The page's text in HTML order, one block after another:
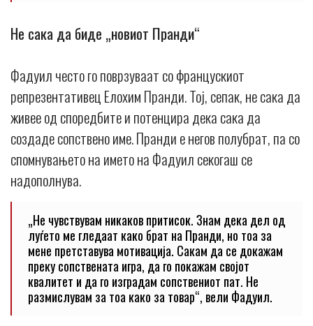
Не сака да биде „новиот Пранди“
Фадуил често го поврзуваат со францускиот
репрезентативец Елохим Пранди. Тој, сепак, не сака да
живее од споредбите и потенцира дека сака да
создаде сопствено име. Пранди е негов полубрат, па со
спомнувањето на името на Фадуил секогаш се
надополнува.
„Не чувствувам никаков притисок. Знам дека дел од
луѓето ме гледаат како брат на Пранди, но тоа за
мене претставува мотивација. Сакам да се докажам
преку сопствената игра, да го покажам својот
квалитет и да го изградам сопствениот пат. Не
размислувам за тоа како за товар“, вели Фадуил.